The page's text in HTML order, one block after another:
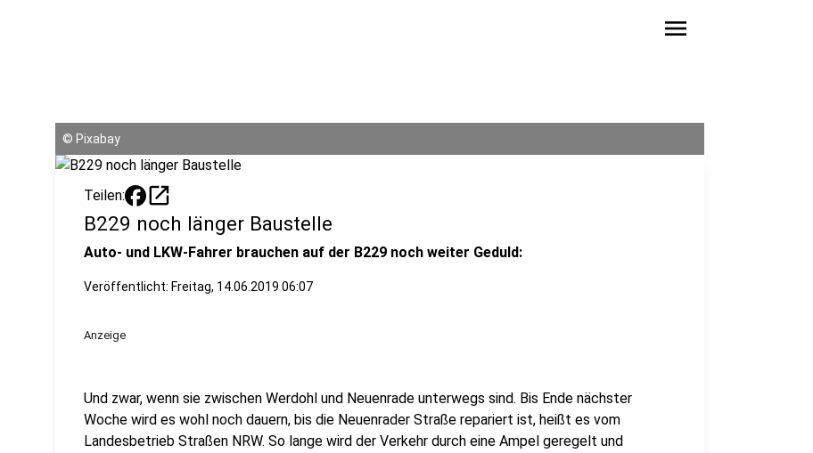
menu
© Pixabay
Teilen: open_in_new
B229 noch länger Baustelle
Auto- und LKW-Fahrer brauchen auf der B229 noch weiter Geduld:
Veröffentlicht: Freitag, 14.06.2019 06:07
Anzeige
Und zwar, wenn sie zwischen Werdohl und Neuenrade unterwegs sind. Bis Ende nächster
Woche wird es wohl noch dauern, bis die Neuenrader Straße repariert ist, heißt es vom
Landesbetrieb Straßen NRW. So lange wird der Verkehr durch eine Ampel geregelt und